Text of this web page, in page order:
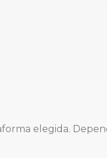
elegida.